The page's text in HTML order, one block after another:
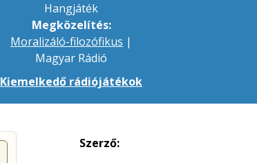
Hangjáték
Megközelítés:
Moralizáló-filozófikus |
Magyar Rádió
Kiemelkedő rádiójátékok
Szerző: